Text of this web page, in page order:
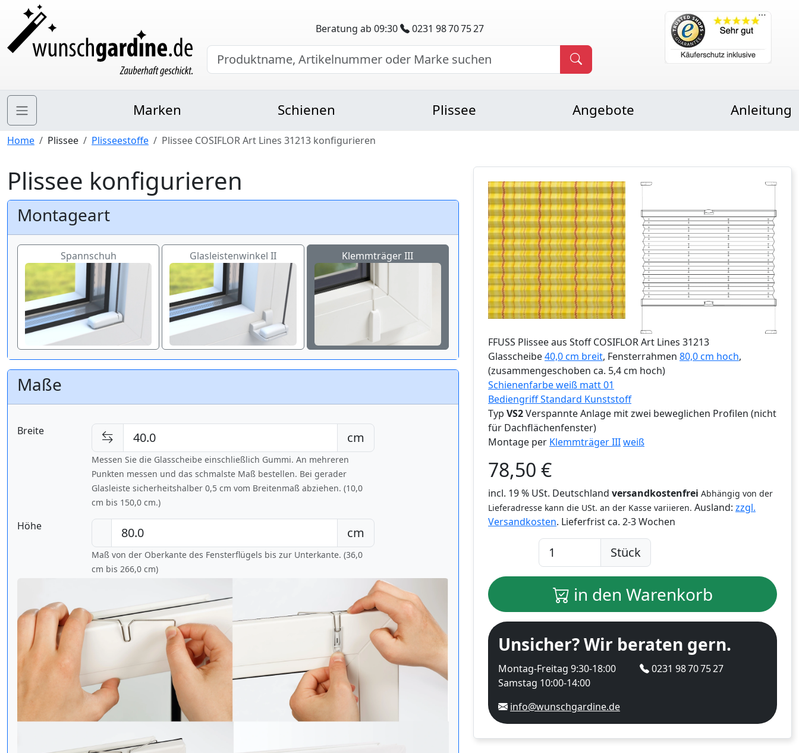
Beratung ab 09:30 0231 98 70 75 27
Marken Schienen Plissee Angebote Anleitung
Home Plissee Plisseestoffe Plissee COSIFLOR Art Lines 31213 konfigurieren
Plissee konfigurieren
Montageart
Spannschuh Glasleistenwinkel II Klemmträger III
Maße
Breite cm
Messen Sie die Glasscheibe einschließlich Gummi. An mehreren
Punkten messen und das schmalste Maß bestellen. Bei gerader
Glasleiste sicherheitshalber 0,5 cm vom Breitenmaß abziehen. (10,0
cm bis 150,0 cm.)
Höhe cm
Maß von der Oberkante des Fensterflügels bis zur Unterkante. (36,0
cm bis 266,0 cm)
FFUSS Plissee aus Stoff COSIFLOR Art Lines 31213
Glasscheibe40,0 cm breit, Fensterrahmen 80,0 cm hoch,
(zusammengeschoben ca. 5,4 cm hoch)
Schienenfarbe weiß matt 01
Bediengriff Standard Kunststoff
Typ VS2Verspannte Anlage mit zwei beweglichen Profilen (nicht
für Dachflächenfenster)
Montage per Klemmträger IIIweiß
78,50 €
incl. 19 % USt. Deutschland versandkostenfrei Abhängig von der
Lieferadresse kann die USt. an der Kasse variieren. Ausland: zzgl.
Versandkosten. Lieferfrist ca. 2-3 Wochen
Stück
in den Warenkorb
Unsicher? Wir beraten gern.
Montag-Freitag 9:30-18:00
Samstag 10:00-14:00
0231 98 70 75 27
info@wunschgardine.de